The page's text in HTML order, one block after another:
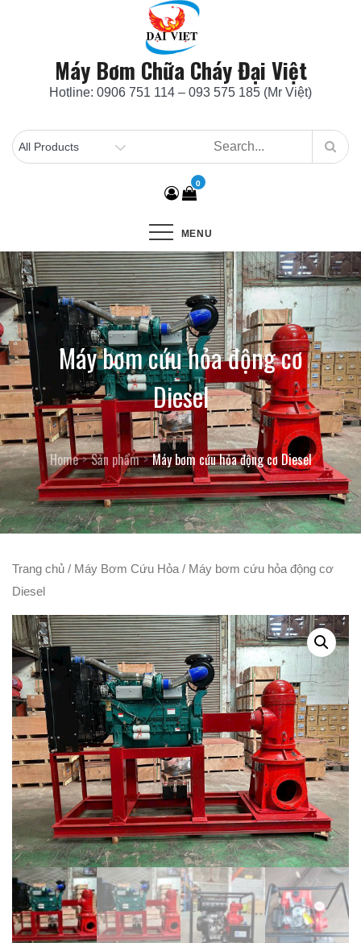
Máy Bơm Chữa Cháy Đại Việt
Hotline: 0906 751 114 – 093 575 185 (Mr Việt)
0
MENU
Máy bơm cứu hỏa động cơ
Diesel
Home Sản phẩm Máy bơm cứu hỏa động cơ Diesel
Trang chủ / Máy Bơm Cứu Hỏa / Máy bơm cứu hỏa động cơ
Diesel